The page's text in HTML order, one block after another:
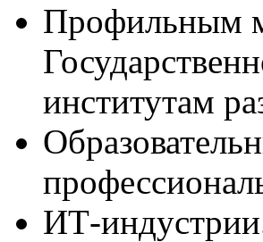
Профильным
институтам
ИТ-